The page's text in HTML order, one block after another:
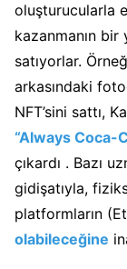
oluşturucularla
kazanmanın bir
satıyorlar.
arkasındaki
NFT’sini sattı,
“Always Coca-
çıkardı . Bazı
gidişatıyla,
platformların
olabileceğine